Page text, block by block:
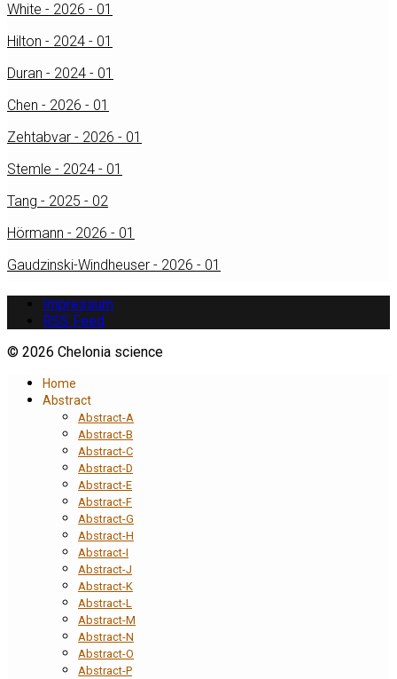
White - 2026 - 01
Hilton - 2024 - 01
Duran - 2024 - 01
Chen - 2026 - 01
Zehtabvar - 2026 - 01
Stemle - 2024 - 01
Tang - 2025 - 02
Hörmann - 2026 - 01
Gaudzinski-Windheuser - 2026 - 01
Impressum
RSS Feed
© 2026 Chelonia science
Home
Abstract
Abstract-A
Abstract-B
Abstract-C
Abstract-D
Abstract-E
Abstract-F
Abstract-G
Abstract-H
Abstract-I
Abstract-J
Abstract-K
Abstract-L
Abstract-M
Abstract-N
Abstract-O
Abstract-P